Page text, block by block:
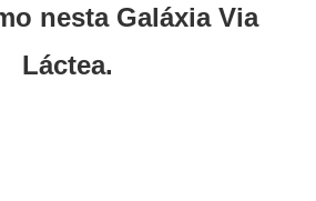
nesta Galáxia Via
Láctea.